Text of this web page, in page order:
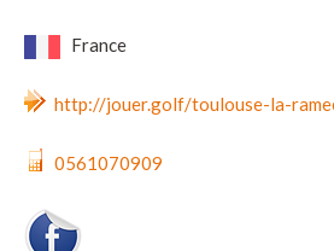
France
http://jouer.golf/toulouse-la-
0561070909